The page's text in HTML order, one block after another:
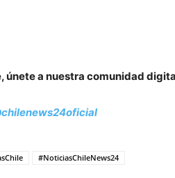
únete a nuestra comunidad
#NoticiasChileNews24